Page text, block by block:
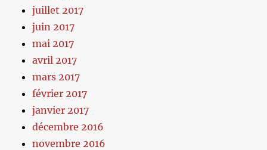
juillet 2017
juin 2017
mai 2017
avril 2017
mars 2017
février 2017
janvier 2017
décembre 2016
novembre 2016